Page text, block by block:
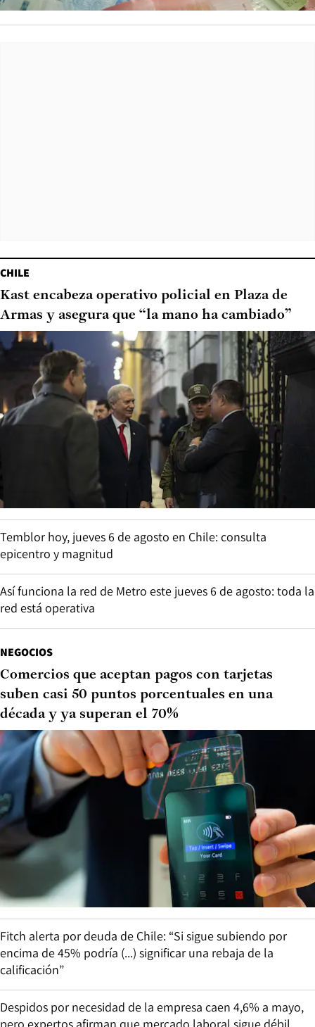
CHILE
Kast encabeza operativo policial en Plaza de
Armas y asegura que “la mano ha cambiado”
Temblor hoy, jueves 6 de agosto en Chile: consulta
epicentro y magnitud
Así funciona la red de Metro este jueves 6 de agosto: toda la
red está operativa
NEGOCIOS
Comercios que aceptan pagos con tarjetas
suben casi 50 puntos porcentuales en una
década y ya superan el 70%
Fitch alerta por deuda de Chile: “Si sigue subiendo por
encima de 45% podría (...) significar una rebaja de la
calificación”
Despidos por necesidad de la empresa caen 4,6% a mayo,
pero expertos afirman que mercado laboral sigue débil